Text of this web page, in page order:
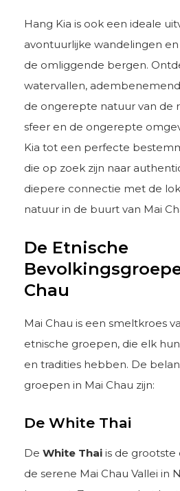
Hang Kia is ook een ideale
avontuurlijke wandelingen
de omliggende bergen.
watervallen,
de ongerepte natuur van de
sfeer en de ongerepte
Kia tot een perfecte
die op zoek zijn naar
diepere connectie met de
natuur in de buurt van Mai
De Etnische
Chau
Mai Chau is een smeltkroes
etnische groepen, die elk
en tradities hebben. De
groepen in Mai Chau zijn:
De White Thai
De White Thai is de grootste
de serene Mai Chau Vallei in